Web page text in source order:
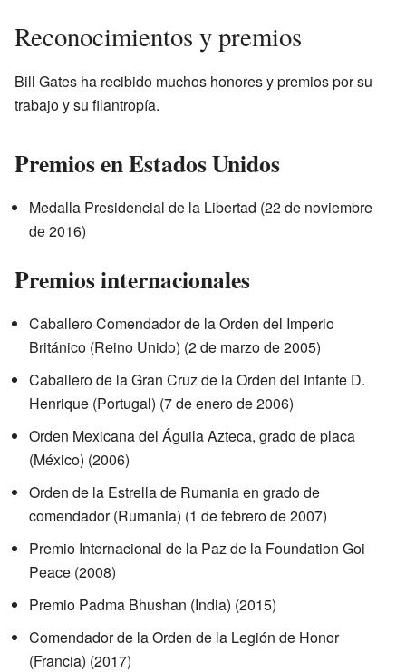
Reconocimientos y premios
Bill Gates ha recibido muchos honores y premios por su
trabajo y su filantropía.
Premios en Estados Unidos
Medalla Presidencial de la Libertad (22 de noviembre
de 2016)
Premios internacionales
Caballero Comendador de la Orden del Imperio
Británico (Reino Unido) (2 de marzo de 2005)
Caballero de la Gran Cruz de la Orden del Infante D.
Henrique (Portugal) (7 de enero de 2006)
Orden Mexicana del Águila Azteca, grado de placa
(México) (2006)
Orden de la Estrella de Rumania en grado de
comendador (Rumania) (1 de febrero de 2007)
Premio Internacional de la Paz de la Foundation Goi
Peace (2008)
Premio Padma Bhushan (India) (2015)
Comendador de la Orden de la Legión de Honor
(Francia) (2017)